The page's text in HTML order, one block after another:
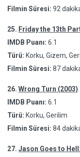
Filmin Süresi: 92
25. Friday the 13th
IMDB Puanı: 6.1
Türü: Korku, Gizem,
Filmin Süresi: 87
26. Wrong Turn (2003)
IMDB Puanı: 6.1
Türü: Korku, Gerilim
Filmin Süresi: 84
27. Jason Goes to